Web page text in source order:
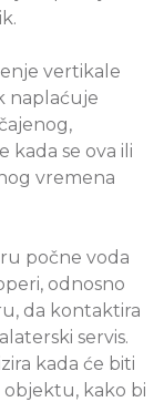
vertikale
naplaćuje
kada se ova ili
vremena
počne voda
odnosno
da kontaktira
servis.
kada će biti
kako bi